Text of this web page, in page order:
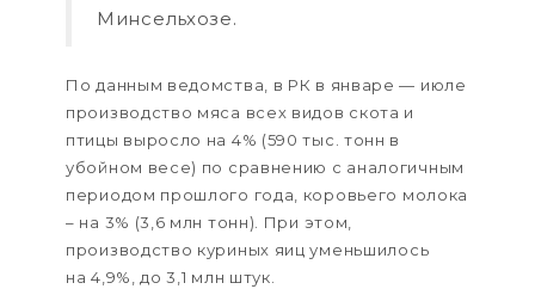
Минсельхозе.
​По данным ведомства, в РК в январе — июле
производство мяса всех видов скота и
птицы выросло на 4% (590 тыс. тонн в
убойном весе) по сравнению с аналогичным
периодом прошлого года, коровьего молока
– на 3% (3,6 млн тонн). При этом,
производство куриных яиц уменьшилось
на 4,9%, до 3,1 млн штук.